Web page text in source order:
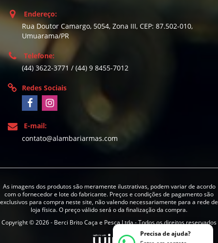
Endereço:
Rua Doutor Camargo, 5054, Zona III, CEP: 87.502-010,
Umuarama/PR
Telefone:
(44) 3622-3771 / (44) 9 8455-7012
Redes Sociais
E-mail:
contato@alambariarmas.com
As imagens dos produtos são meramente ilustrativas, podem variar de acordo
com o fornecedor e lote do fabricante. Preços e condições de pagamento são
exclusivos para compra neste site, não valendo necessariamente para a rede de
loja física. O preço válido será o da finalização da compra.
Copyright © 2026 - Berci Brito Caça e Pesca Ltda - Todos os direitos reservados
Precisa de ajuda?